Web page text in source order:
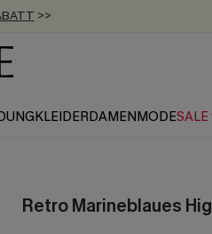
>>
ERHALTEN
€
KLEIDERDAMENMODESALE
Retro Marineblaues